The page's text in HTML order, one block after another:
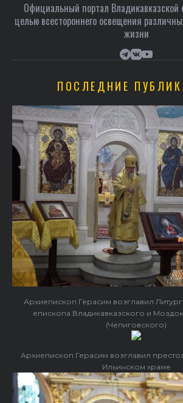
Официальный портал Владикавказской
целью всестороннего освещения
жизни
ПОСЛЕДНИЕ
Архиепископ Герасим возглавил
епископа Владикавказского и
(Чепиговского)
Архиепископ Герасим возглавил
Ильинском храме